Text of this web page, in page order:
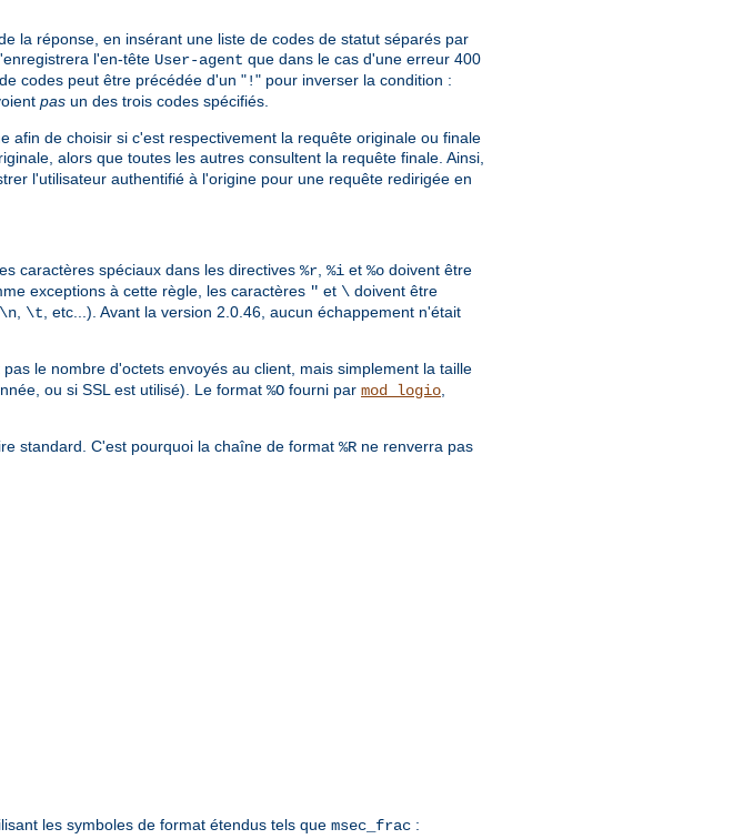
la réponse, en insérant une liste de codes de statut séparés par
l'en-tête User-agent que dans le cas d'une erreur 400
codes peut être précédée d'un "!" pour inverser la condition :
pas un des trois codes spécifiés.
afin de choisir si c'est respectivement la requête originale ou finale
alors que toutes les autres consultent la requête finale. Ainsi,
l'utilisateur authentifié à l'origine pour une requête redirigée en
caractères spéciaux dans les directives %r, %i et %o doivent être
exceptions à cette règle, les caractères " et \ doivent être
\n, \t, etc...). Avant la version 2.0.46, aucun échappement n'était
le nombre d'octets envoyés au client, mais simplement la taille
ou si SSL est utilisé). Le format %O fourni par mod_logio,
standard. C'est pourquoi la chaîne de format %R ne renverra pas
les symboles de format étendus tels que msec_frac :